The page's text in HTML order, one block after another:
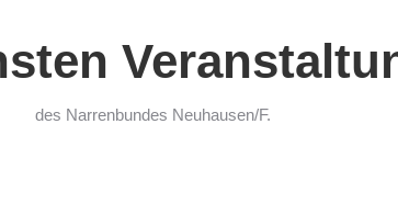
des Narrenbundes Neuhausen/F.